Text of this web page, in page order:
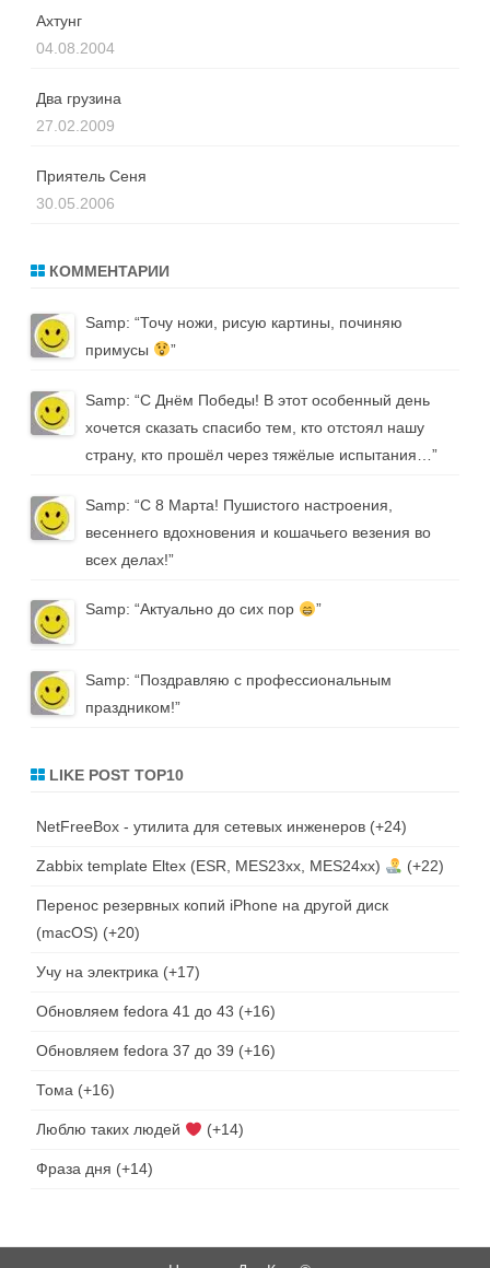
Ахтунг
04.08.2004
Два грузина
27.02.2009
Приятель Сеня
30.05.2006
КОММЕНТАРИИ
Samp: “Точу ножи, рисую картины, починяю
примусы
”
Samp: “С Днём Победы! В этот особенный день
хочется сказать спасибо тем, кто отстоял нашу
страну, кто прошёл через тяжёлые испытания… ”
Samp: “С 8 Марта! Пушистого настроения,
весеннего вдохновения и кошачьего везения во
всех делах!”
Samp: “Актуально до сих пор ”
Samp: “Поздравляю с профессиональным
праздником!”
LIKE POST TOP10
NetFreeBox - утилита для сетевых инженеров +24
Zabbix template Eltex (ESR, MES23xx, MES24xx) +22
Перенос резервных копий iPhone на другой диск
(macOS)
+20
Учу на электрика +17
Обновляем fedora 41 до 43 +16
Обновляем fedora 37 до 39 +16
Тома +16
Люблю таких людей +14
Фраза дня +14